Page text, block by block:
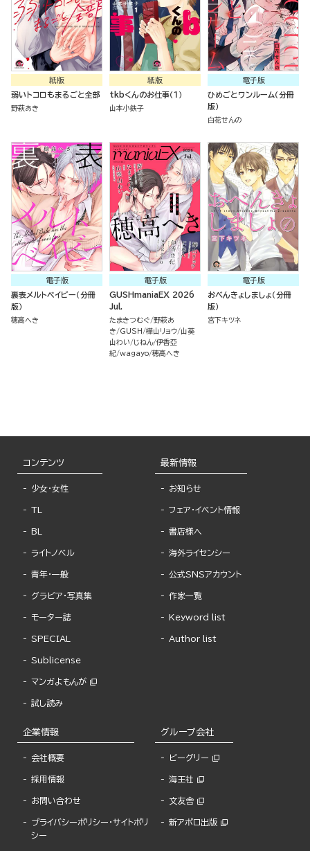
紙版
弱いトコロもまるごと全部
野萩あき
紙版
tkbくんのお仕事（１）
山本小鉄子
電子版
ひめごとワンルーム（分冊
版）
白花せんの
電子版
裏表メルトベイビー（分冊
版）
穂高へき
電子版
GUSHmaniaEX 2026
Jul.
たまきつむぐ 野萩あ
き
GUSH 樺山リョウ 山葵
山わい
じねん 伊香亞
紀 wagayo 穂高へき
電子版
おべんきょしましょ（分冊
版）
宮下キツネ
コンテンツ
少女・女性
TL
BL
ライトノベル
青年・一般
グラビア・写真集
モーター誌
SPECIAL
Sublicense
マンガよもんが
試し読み
最新情報
お知らせ
フェア・イベント情報
書店様へ
海外ライセンシー
公式SNSアカウント
作家一覧
Keyword list
Author list
企業情報
会社概要
採用情報
お問い合わせ
プライバシーポリシー・サイトポリ
シー
グループ会社
ビーグリー
海王社
文友舎
新アポロ出版